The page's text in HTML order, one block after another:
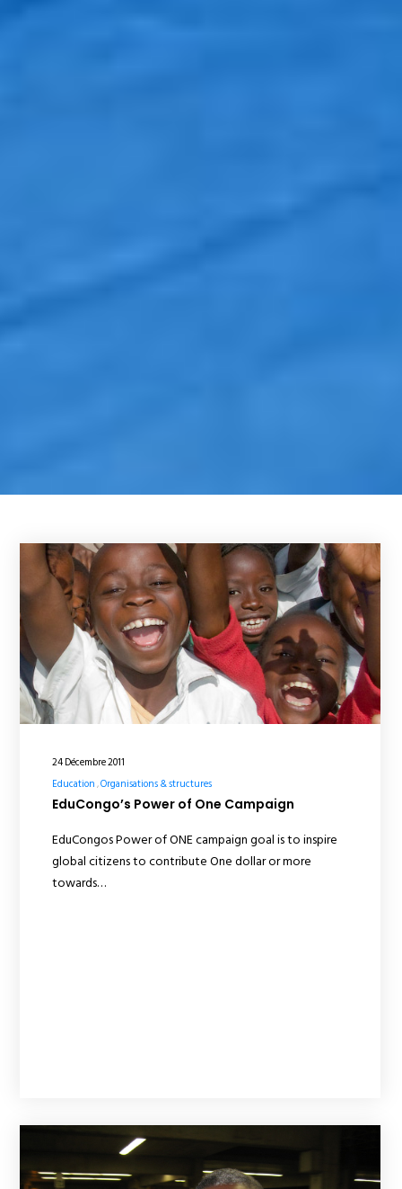
24 Décembre 2011
Education Organisations & structures
EduCongo’s Power of One Campaign
EduCongos Power of ONE campaign goal is to inspire
global citizens to contribute One dollar or more
towards…